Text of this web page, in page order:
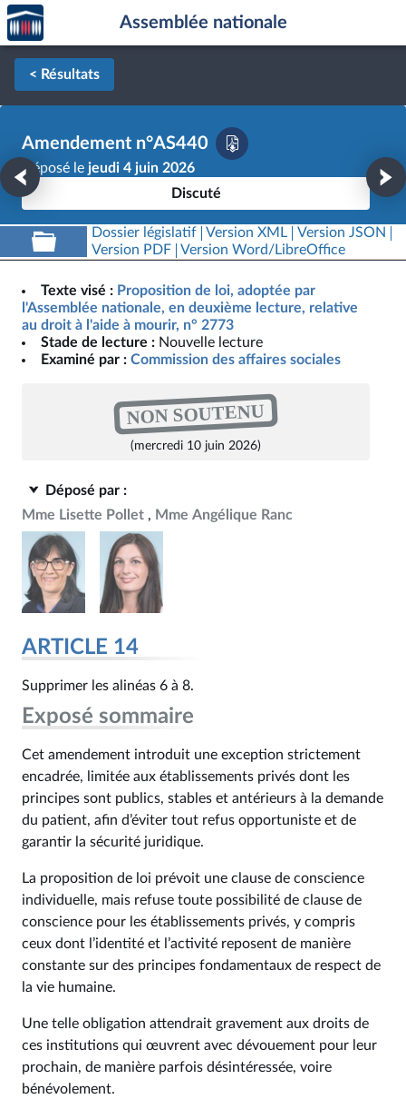
Aller au contenu
Aller en bas de la page
Accèder
à la
page
d'accueil
Assemblée nationale
< Résultats
Amendement n°AS440
Déposé le jeudi 4 juin 2026
Discuté
Dossier législatif Version XML
Version JSON
Version PDF
Version Word/LibreOffice
Texte visé : Proposition de loi, adoptée par
l'Assemblée nationale, en deuxième lecture, relative
au droit à l'aide à mourir, n° 2773
Stade de lecture : Nouvelle lecture
Examiné par : Commission des affaires sociales
NON SOUTENU
(mercredi 10 juin 2026)
Déposé par :
Mme Lisette Pollet
Mme Angélique Ranc
ARTICLE 14
Supprimer les alinéas 6 à 8.
Exposé sommaire
Cet amendement introduit une exception strictement
encadrée, limitée aux établissements privés dont les
principes sont publics, stables et antérieurs à la demande
du patient, afin d’éviter tout refus opportuniste et de
garantir la sécurité juridique.
La proposition de loi prévoit une clause de conscience
individuelle, mais refuse toute possibilité de clause de
conscience pour les établissements privés, y compris
ceux dont l’identité et l’activité reposent de manière
constante sur des principes fondamentaux de respect de
la vie humaine.
Une telle obligation attendrait gravement aux droits de
ces institutions qui œuvrent avec dévouement pour leur
prochain, de manière parfois désintéressée, voire
bénévolement.